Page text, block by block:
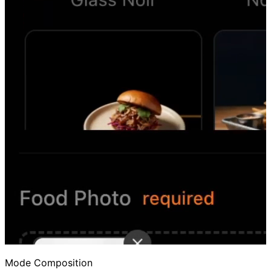
Mode Composition